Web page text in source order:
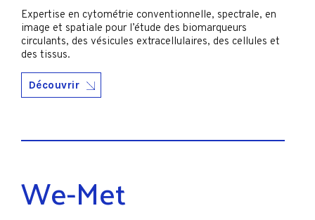
Expertise en cytométrie conventionnelle, spectrale, en
image et spatiale pour l’étude des biomarqueurs
circulants, des vésicules extracellulaires, des cellules et
des tissus.
Découvrir
We-Met